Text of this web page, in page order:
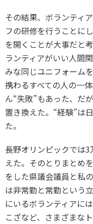
その結果、ボランティ
フの研修を行うことに
を開くことが大事だと
ランティアがいい人間
みな同じユニフォーム
携わるすべての人の一
ん“失敗”もあった、だ
置き換えた。“経験”は
た。
長野オリンピックでは
えた。そのとりまとめ
をした県議会議員と私
は非常勤と常勤という
にいるボランティアに
こざなど、さまざまな